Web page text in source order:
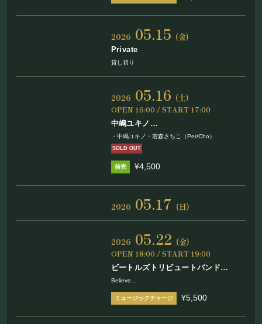
2026 05.15 (金)
Private
貸し切り
2026 05.16 (土)
OPEN 16:00 / START 17:00
中嶋ユキノ
ふたり旅2026〜東京の街で〜
・中嶋ユキノ・若森さちこ（Per/Cho）
SOLD OUT
¥4,500
2026 05.17 (日)
2026 05.22 (金)
OPEN 18:00 / START 19:00
ビートルズトリビュートバンド
Believe（ビリーブ）
Believe
英 ］
¥5,500